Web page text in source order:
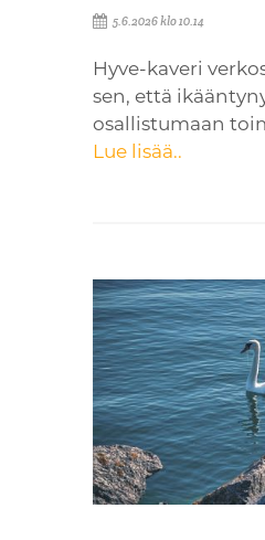
5.6.2026 klo 10.14
Hyve-kaveri
sen, että
osallistumaan
Lue lisää..